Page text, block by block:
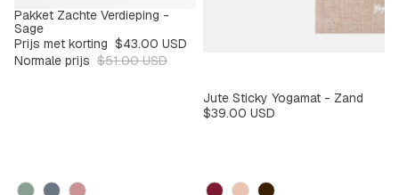
SALE
-15%
Pakket Zachte Verdieping -
Sage
Prijs met korting $43.00 USD
Normale prijs $51.00 USD
Kleur
Jute Sticky Yogamat - Zand
$39.00 USD
Kleur